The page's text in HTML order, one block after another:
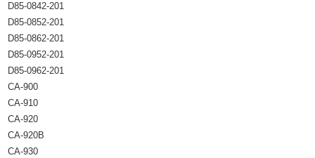
D85-0842-201
D85-0852-201
D85-0862-201
D85-0952-201
D85-0962-201
CA-900
CA-910
CA-920
CA-920B
CA-930